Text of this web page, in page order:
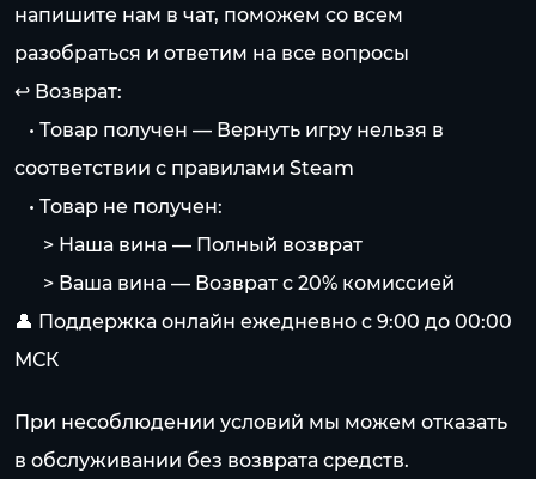
напишите нам в чат, поможем со всем
разобраться и ответим на все вопросы
↩️ Возврат:
⠀• Товар получен — Вернуть игру нельзя в
соответствии с правилами Steam
⠀• Товар не получен:
⠀⠀> Наша вина — Полный возврат
⠀⠀> Ваша вина — Возврат с 20% комиссией
👤 Поддержка онлайн ежедневно с 9:00 до 00:00
МСК
При несоблюдении условий мы можем отказать
в обслуживании без возврата средств.